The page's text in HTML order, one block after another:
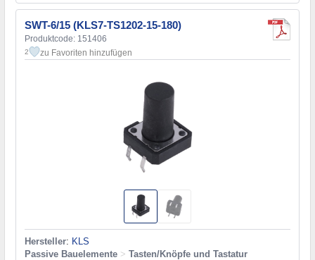
SWT-6/15 (KLS7-TS1202-15-180)
Produktcode: 151406
2 zu Favoriten hinzufügen
Hersteller: KLS
Passive Bauelemente > Tasten/Knöpfe und Tastatur